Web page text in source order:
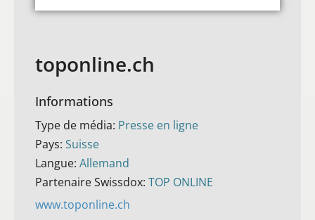
toponline.ch
Informations
Type de média: Presse en ligne
Pays: Suisse
Langue: Allemand
Partenaire Swissdox: TOP ONLINE
www.toponline.ch